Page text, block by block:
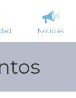
Noticias